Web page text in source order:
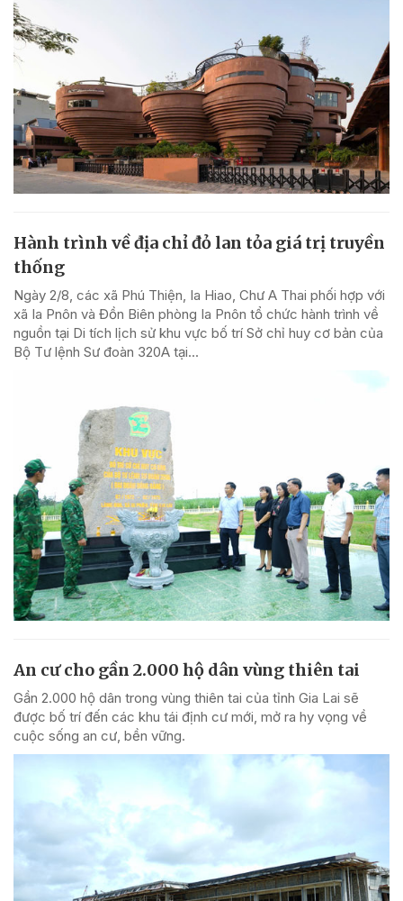
Hành trình về địa chỉ đỏ lan tỏa giá trị truyền
thống
Ngày 2/8, các xã Phú Thiện, Ia Hiao, Chư A Thai phối hợp với
xã Ia Pnôn và Đồn Biên phòng Ia Pnôn tổ chức hành trình về
nguồn tại Di tích lịch sử khu vực bố trí Sở chỉ huy cơ bản của
Bộ Tư lệnh Sư đoàn 320A tại...
An cư cho gần 2.000 hộ dân vùng thiên tai
Gần 2.000 hộ dân trong vùng thiên tai của tỉnh Gia Lai sẽ
được bố trí đến các khu tái định cư mới, mở ra hy vọng về
cuộc sống an cư, bền vững.